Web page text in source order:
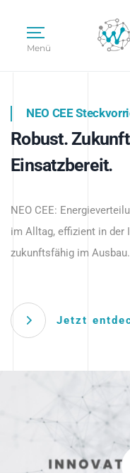
Menü
NEO CEE
Robust.
Einsatzbereit.
NEO CEE:
im Alltag, effizient in der
zukunftsfähig im Ausbau.
Jetzt
Intelligenz trifft
Anwendungen – robust,
zukunftsfähig.